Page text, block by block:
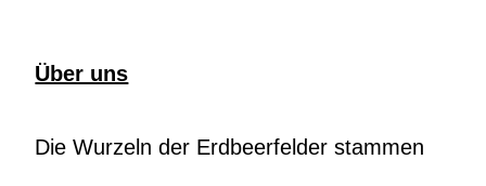
Über uns
Die Wurzeln der Erdbeerfelder stammen